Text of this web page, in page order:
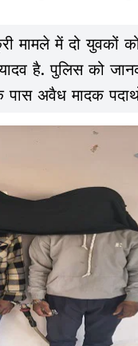
में दो युवकों को
है. पुलिस को
अवैध मादक